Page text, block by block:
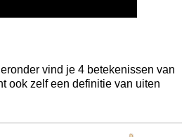
vind je 4 betekenissen van
ook zelf een definitie van uiten